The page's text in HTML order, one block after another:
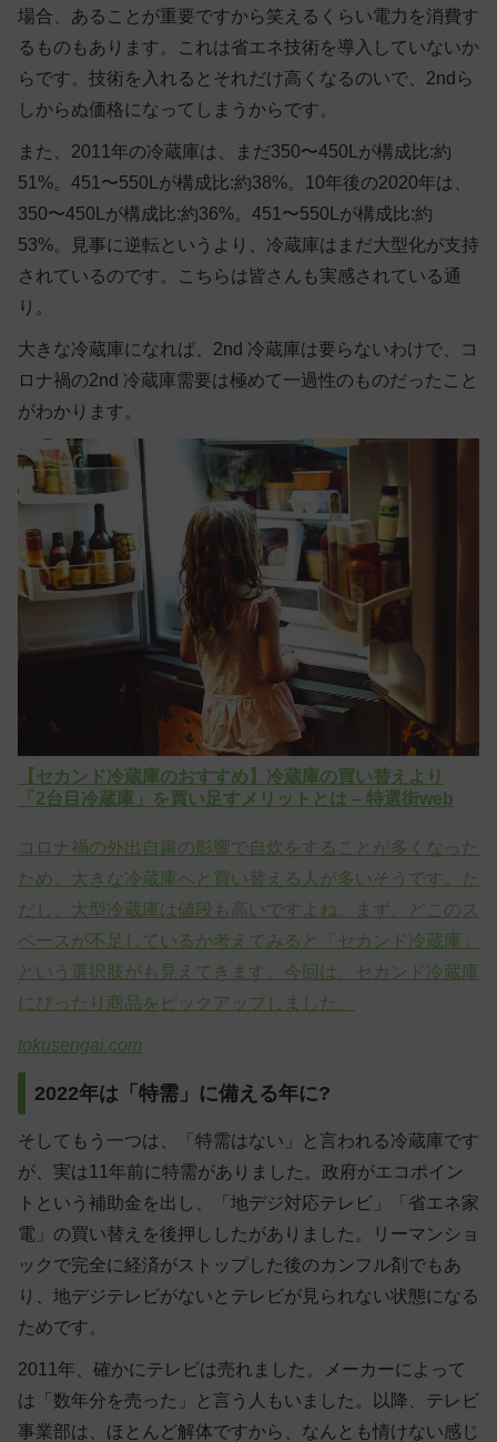
場合、あることが重要ですから笑えるくらい電力を消費す
るものもあります。これは省エネ技術を導入していないか
らです。技術を入れるとそれだけ高くなるのいで、2ndら
しからぬ価格になってしまうからです。
また、2011年の冷蔵庫は、まだ350〜450Lが構成比:約
51%。451〜550Lが構成比:約38%。10年後の2020年は、
350〜450Lが構成比:約36%。451〜550Lが構成比:約
53%。見事に逆転というより、冷蔵庫はまだ大型化が支持
されているのです。こちらは皆さんも実感されている通
り。
大きな冷蔵庫になれば、2nd 冷蔵庫は要らないわけで、コ
ロナ禍の2nd 冷蔵庫需要は極めて一過性のものだったこと
がわかります。
【セカンド冷蔵庫のおすすめ】冷蔵庫の買い替えより
「2台目冷蔵庫」を買い足すメリットとは – 特選街web
コロナ禍の外出自粛の影響で自炊をすることが多くなった
ため、大きな冷蔵庫へと買い替える人が多いそうです。た
だし、大型冷蔵庫は値段も高いですよね。まず、どこのス
ペースが不足しているか考えてみると「セカンド冷蔵庫」
という選択肢がも見えてきます。今回は、セカンド冷蔵庫
にぴったり商品をピックアップしました。
tokusengai.com
2022年は「特需」に備える年に?
そしてもう一つは、「特需はない」と言われる冷蔵庫です
が、実は11年前に特需がありました。政府がエコポイン
トという補助金を出し、「地デジ対応テレビ」「省エネ家
電」の買い替えを後押ししたがありました。リーマンショ
ックで完全に経済がストップした後のカンフル剤でもあ
り、地デジテレビがないとテレビが見られない状態になる
ためです。
2011年、確かにテレビは売れました。メーカーによって
は「数年分を売った」と言う人もいました。以降、テレビ
事業部は、ほとんど解体ですから、なんとも情けない感じ